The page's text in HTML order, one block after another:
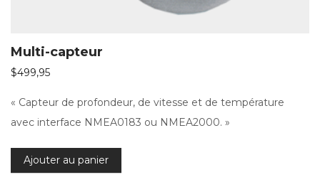
Multi-capteur
$499,95
« Capteur de profondeur, de vitesse et de température
avec interface NMEA0183 ou NMEA2000. »
Ajouter au panier